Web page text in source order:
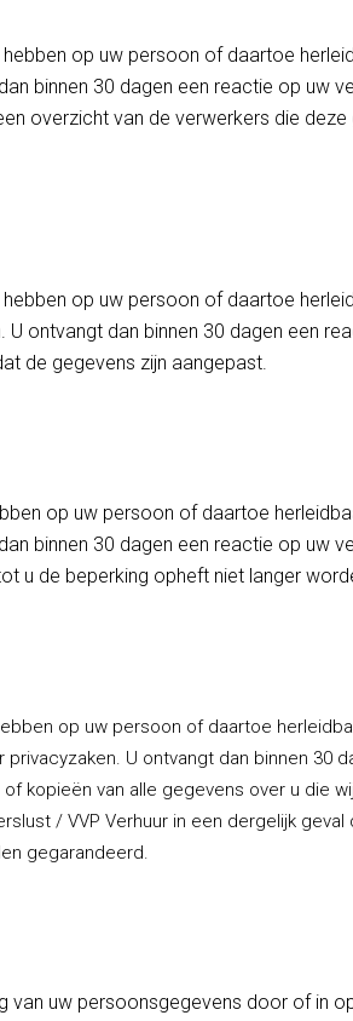
op uw persoon of daartoe
binnen 30 dagen een reactie op uw
overzicht van de verwerkers die
op uw persoon of daartoe
ontvangt dan binnen 30 dagen een
de gegevens zijn aangepast.
op uw persoon of daartoe
binnen 30 dagen een reactie op uw
u de beperking opheft niet langer
op uw persoon of daartoe
U ontvangt dan binnen 30
kopieën van alle gegevens over u die
/ VVP Verhuur in een dergelijk
gegarandeerd.
uw persoonsgegevens door of in